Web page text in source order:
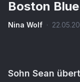
Boston
Nina Wolf ·
Sohn Sean